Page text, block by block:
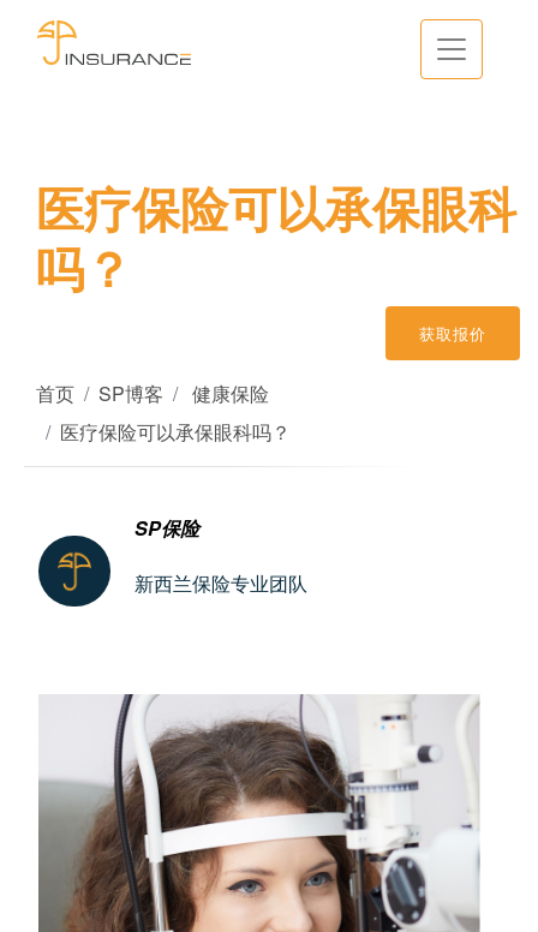
医疗保险可以承保眼科
吗？
获取报价
首页 SP博客
健康保险
医疗保险可以承保眼科吗？
SP保险
新西兰保险专业团队